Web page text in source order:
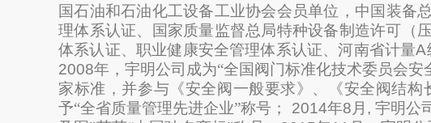
国石油和石油化工设备工业协会会员单位，中国装备
理体系认证、国家质量监督总局特种设备制造许可（
体系认证、职业健康安全管理体系认证、河南省计量A
2008年，宇明公司成为“全国阀门标准化技术委员会
家标准 ， 并参与 《安全阀一般要求》、《安全阀结
予“全省质量管理先进企业”称号；
2014年8 月 , 宇明公